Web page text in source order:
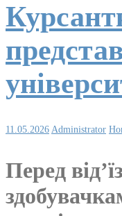
11.05.2026 Administrator
Перед